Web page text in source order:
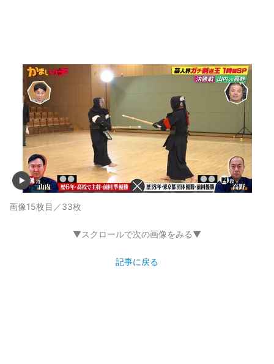
画像15枚目／33枚
▼スクロールで次の画像をみる▼
記事に戻る